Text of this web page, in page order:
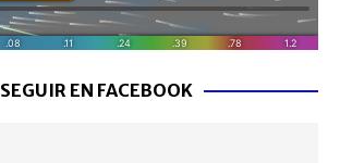
SEGUIR EN FACEBOOK